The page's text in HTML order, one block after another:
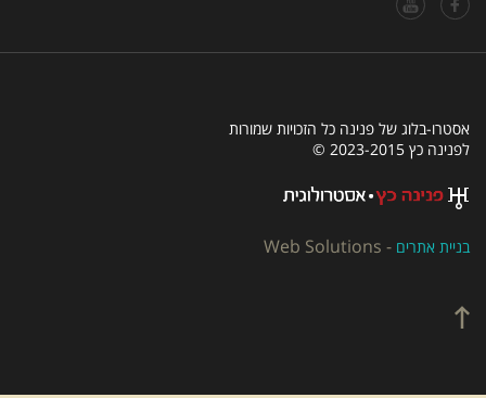
אסטרו-בלוג של פנינה כל הזכויות שמורות
לפנינה כץ 2023-2015 ©
בניית אתרים -
Web Solutions